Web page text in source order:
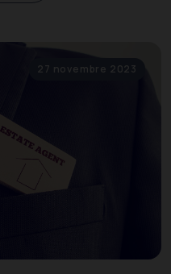
27 novembre 2023